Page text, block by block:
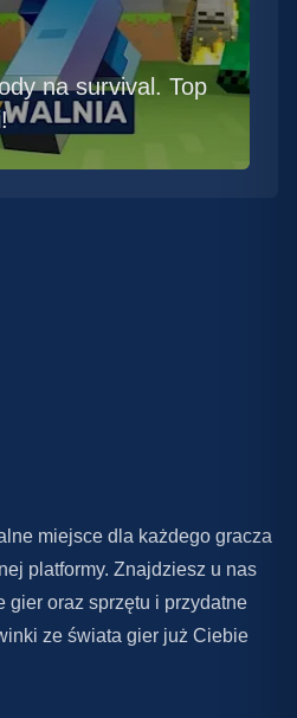
na survival. Top
miejsce dla każdego gracza
platformy. Znajdziesz u nas
gier oraz sprzętu i przydatne
ze świata gier już Ciebie